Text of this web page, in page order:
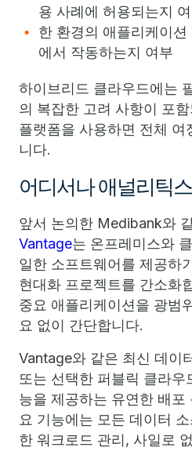
용 사례에 허용되는지
한 환경의 애플리케이
에서 작동하는지 여부
하이브리드 클라우드에는
의 복잡한 고려 사항이 포
플랫폼을 사용하면 전체 여
니다.
어디서나 애널리틱
앞서 논의한 Medibank와
Vantage는 온프레미스와
일한 소프트웨어를 제공하
현대화 프로젝트를 간소화
중요 애플리케이션을 광범
요 없이 간단합니다.
Vantage와 같은 최신 데이
또는 선택한 퍼블릭 클라우
능을 제공하는 유연한 배포
요 기능에는 모든 데이터
한 워크로드 관리, 사일로